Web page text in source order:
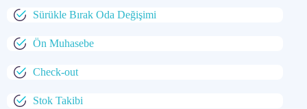
Sürükle Bırak Oda Değişimi
Ön Muhasebe
Check-out
Stok Takibi